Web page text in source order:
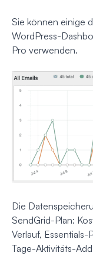
Sie können einige
WordPress-
Pro verwenden.
Die
SendGrid-Plan:
Verlauf,
Tage-Aktivitäts-